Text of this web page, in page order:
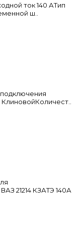
ток 140 АТип
ш..
21214 КЗАТЭ 140А